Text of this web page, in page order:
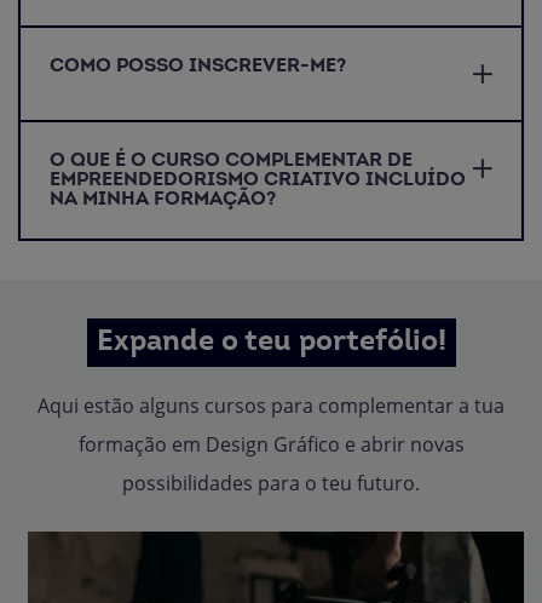
COMO POSSO INSCREVER-ME?
O QUE É O CURSO COMPLEMENTAR DE
EMPREENDEDORISMO CRIATIVO INCLUÍDO
NA MINHA FORMAÇÃO?
Expande o teu portefólio!
Aqui estão alguns cursos para complementar a tua
formação em Design Gráfico e abrir novas
possibilidades para o teu futuro.